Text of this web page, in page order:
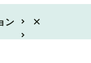
ン